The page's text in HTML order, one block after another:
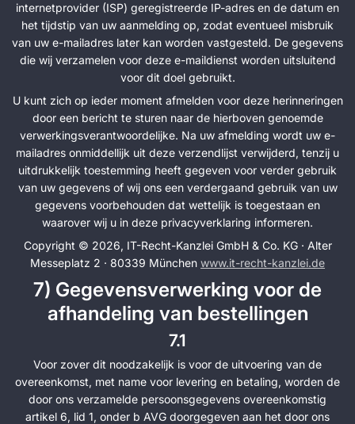
internetprovider (ISP) geregistreerde IP-adres en de datum en
het tijdstip van uw aanmelding op, zodat eventueel misbruik
van uw e-mailadres later kan worden vastgesteld. De gegevens
die wij verzamelen voor deze e-maildienst worden uitsluitend
voor dit doel gebruikt.
U kunt zich op ieder moment afmelden voor deze herinneringen
door een bericht te sturen naar de hierboven genoemde
verwerkingsverantwoordelijke. Na uw afmelding wordt uw e-
mailadres onmiddellijk uit deze verzendlijst verwijderd, tenzij u
uitdrukkelijk toestemming heeft gegeven voor verder gebruik
van uw gegevens of wij ons een verdergaand gebruik van uw
gegevens voorbehouden dat wettelijk is toegestaan en
waarover wij u in deze privacyverklaring informeren.
Copyright © 2026, IT-Recht-Kanzlei GmbH & Co. KG · Alter
Messeplatz 2 · 80339 München www.it-recht-kanzlei.de
7) Gegevensverwerking voor de
afhandeling van bestellingen
7.1
Voor zover dit noodzakelijk is voor de uitvoering van de
overeenkomst, met name voor levering en betaling, worden de
door ons verzamelde persoonsgegevens overeenkomstig
artikel 6, lid 1, onder b AVG doorgegeven aan het door ons